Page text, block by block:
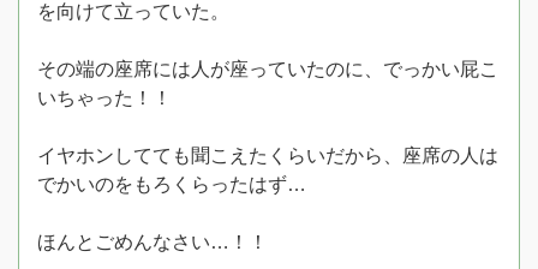
を向けて立っていた。
その端の座席には人が座っていたのに、でっかい屁こ
いちゃった！！
イヤホンしてても聞こえたくらいだから、座席の人は
でかいのをもろくらったはず…
ほんとごめんなさい…！！